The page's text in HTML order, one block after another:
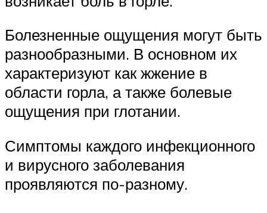
Болезненные ощущения могут быть
разнообразными. В основном их
характеризуют как жжение в
области горла, а также болевые
ощущения при глотании.
Симптомы каждого инфекционного
и вирусного заболевания
проявляются по-разному.